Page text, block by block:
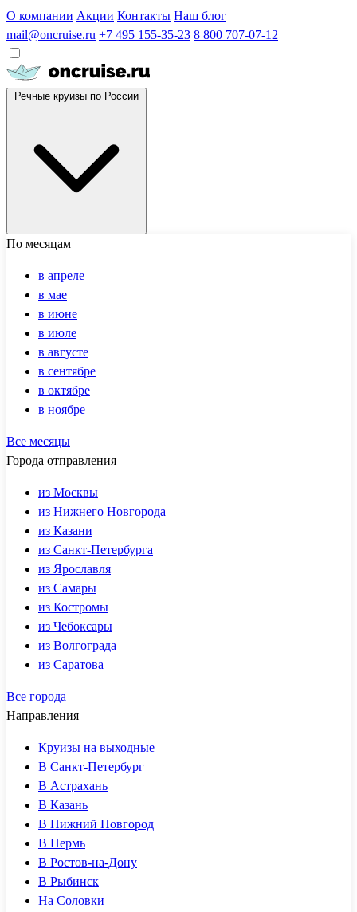
О компании Акции Контакты Наш блог
mail@oncruise.ru +7 495 155-35-23 8 800 707-07-12
По месяцам
в апреле
в мае
в июне
в июле
в августе
в сентябре
в октябре
в ноябре
Все месяцы
Города отправления
из Москвы
из Нижнего Новгорода
из Казани
из Санкт-Петербурга
из Ярославля
из Самары
из Костромы
из Чебоксары
из Волгограда
из Саратова
Все города
Направления
Круизы на выходные
В Санкт-Петербург
В Астрахань
В Казань
В Нижний Новгород
В Пермь
В Ростов-на-Дону
В Рыбинск
На Соловки